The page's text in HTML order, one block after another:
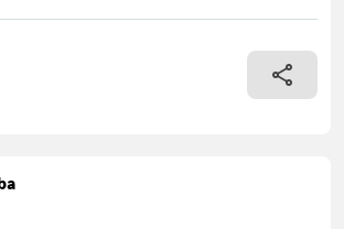
za bale - s 3-točkovnim priključkom - s 2